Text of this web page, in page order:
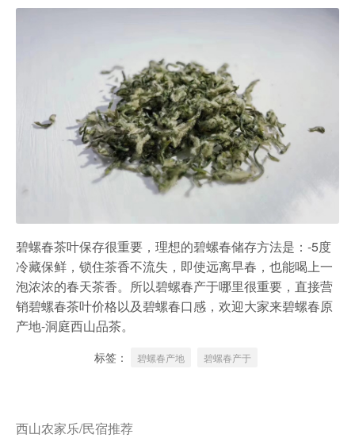
碧螺春茶叶保存很重要，理想的碧螺春储存方法是：-5度
冷藏保鲜，锁住茶香不流失，即使远离早春，也能喝上一
泡浓浓的春天茶香。所以碧螺春产于哪里很重要，直接营
销碧螺春茶叶价格以及碧螺春口感，欢迎大家来碧螺春原
产地-洞庭西山品茶。
标签： 碧螺春产地 碧螺春产于
西山农家乐/民宿推荐